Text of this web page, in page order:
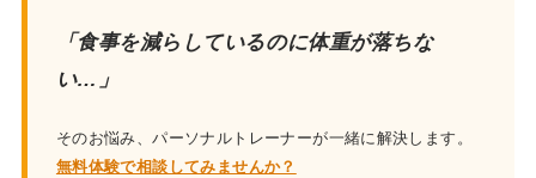
「食事を減らしているのに体重が落ちな
い…」
そのお悩み、パーソナルトレーナーが一緒に解決します。
無料体験で相談してみませんか？